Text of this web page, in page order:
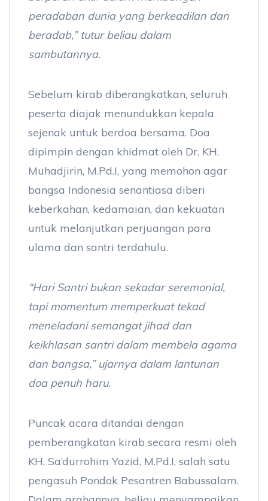
peradaban dunia yang berkeadilan dan
beradab,” tutur beliau dalam
sambutannya.
Sebelum kirab diberangkatkan, seluruh
peserta diajak menundukkan kepala
sejenak untuk berdoa bersama. Doa
dipimpin dengan khidmat oleh Dr. KH.
Muhadjirin, M.Pd.I, yang memohon agar
bangsa Indonesia senantiasa diberi
keberkahan, kedamaian, dan kekuatan
untuk melanjutkan perjuangan para
ulama dan santri terdahulu.
“Hari Santri bukan sekadar seremonial,
tapi momentum memperkuat tekad
meneladani semangat jihad dan
keikhlasan santri dalam membela agama
dan bangsa,” ujarnya dalam lantunan
doa penuh haru.
Puncak acara ditandai dengan
pemberangkatan kirab secara resmi oleh
KH. Sa’durrohim Yazid, M.Pd.I, salah satu
pengasuh Pondok Pesantren Babussalam.